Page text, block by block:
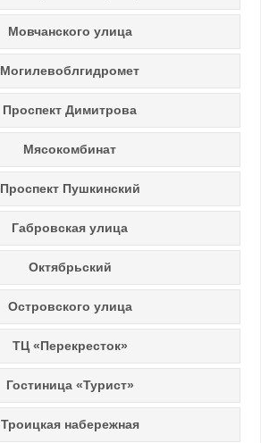
Мовчанского улица
Могилевоблгидромет
Проспект Димитрова
Мясокомбинат
Проспект Пушкинский
Габровская улица
Октябрьский
Островского улица
ТЦ «Перекресток»
Гостиница «Турист»
Троицкая набережная